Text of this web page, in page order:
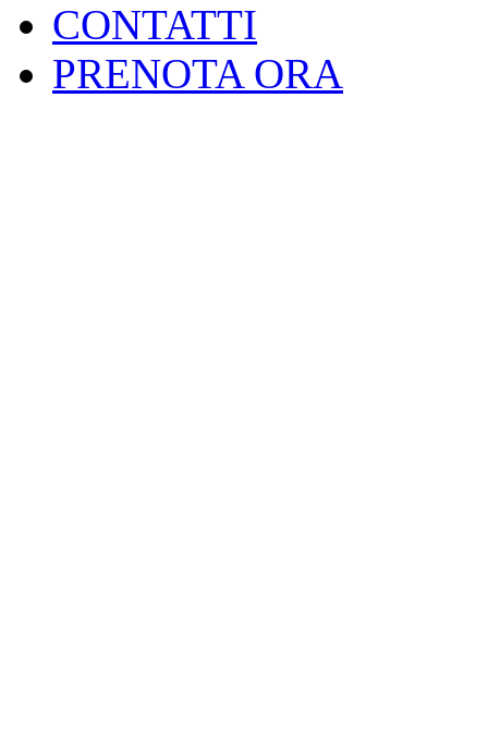
CONTATTI
PRENOTA ORA